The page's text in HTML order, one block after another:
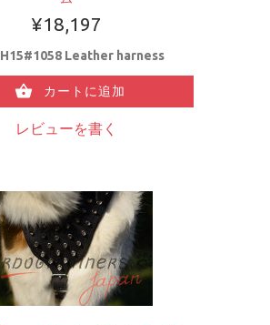
¥18,197
H15#1058 Leather harness
カートに追加
レビューを書く